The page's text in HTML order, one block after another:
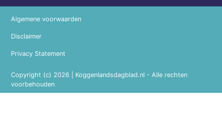
Copyright (c) 2026 | Koggenlandsdagblad.nl - Alle rechten
voorbehouden
Algemene voorwaarden
Disclaimer
Privacy Statement